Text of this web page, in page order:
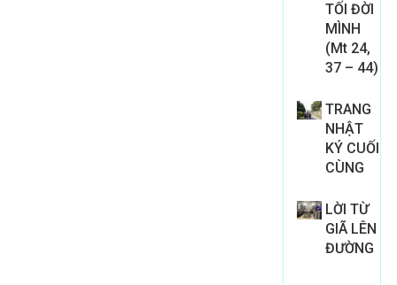
TỐI ĐỜI
MÌNH
(Mt 24,
37 – 44)
TRANG
NHẬT
KÝ CUỐI
CÙNG
LỜI TỪ
GIÃ LÊN
ĐƯỜNG